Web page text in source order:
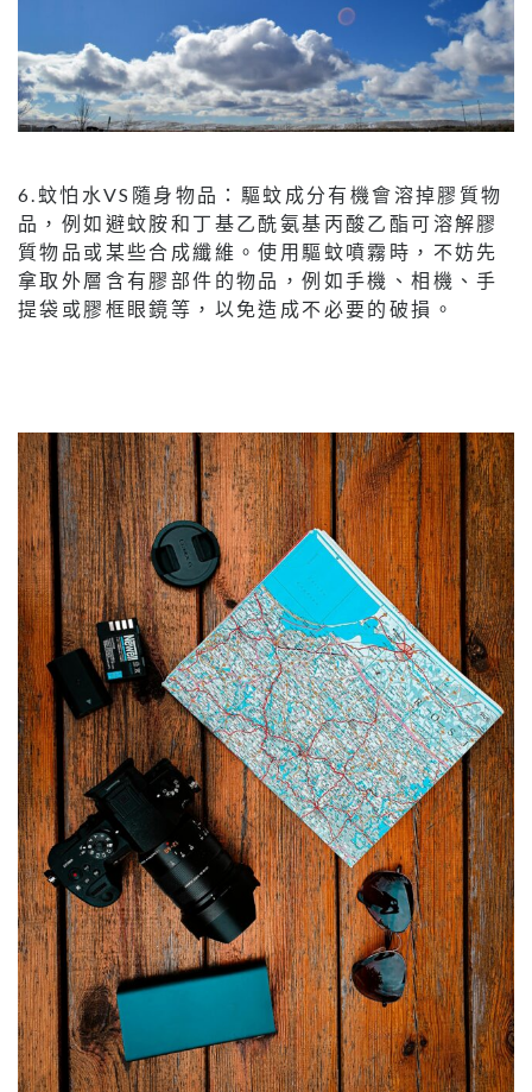
6.蚊怕水VS隨身物品：驅蚊成分有機會溶掉膠質物
品，例如避蚊胺和丁基乙酰氨基丙酸乙酯可溶解膠
質物品或某些合成纖維。使用驅蚊噴霧時，不妨先
拿取外層含有膠部件的物品，例如手機、相機、手
提袋或膠框眼鏡等，以免造成不必要的破損。